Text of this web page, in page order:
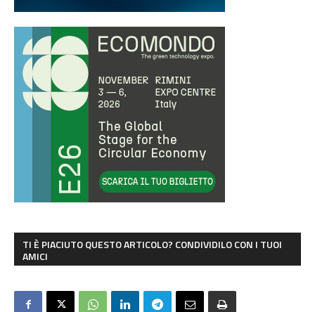
TI È PIACIUTO QUESTO ARTICOLO? CONDIVIDILO CON I TUOI
AMICI